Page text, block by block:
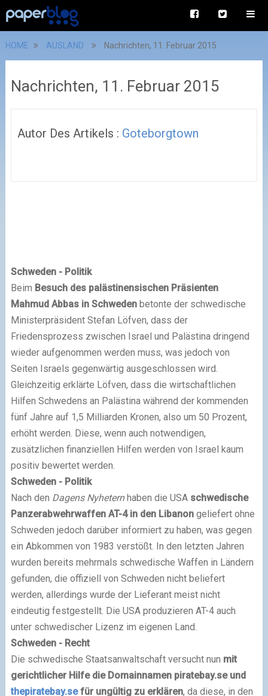
HOME AUSLAND Nachrichten, 11. Februar 2015
Nachrichten, 11. Februar 2015
Autor Des Artikels : Goteborgtown
Schweden - Politik
Beim Besuch des palästinensischen Präsienten
Mahmud Abbas in Schwedenbetonte der schwedische
Ministerpräsident Stefan Löfven, dass der
Friedensprozess zwischen Israel und Palästina dringend
wieder aufgenommen werden muss, was jedoch von
Seiten Israels gegenwärtig ausgeschlossen wird.
Gleichzeitig erklärte Löfven, dass die wirtschaftlichen
Hilfen Schwedens an Palästina während der kommenden
fünf Jahre auf 1,5 Milliarden Kronen, also um 50 Prozent,
erhöht werden. Diese, wenn auch notwendigen,
zusätzlichen finanziellen Hilfen werden von Israel kaum
positiv bewertet werden.
Schweden - Politik
Nach den Dagens Nyheternhaben die USA schwedische
Panzerabwehrwaffen AT-4 in den Libanongeliefert ohne
Schweden jedoch darüber informiert zu haben, was gegen
ein Abkommen von 1983 verstößt. In den letzten Jahren
wurden bereits mehrmals schwedische Waffen in Ländern
gefunden, die offiziell von Schweden nicht beliefert
werden, allerdings wurde der Lieferant meist nicht
eindeutig festgestellt. Die USA produzieren AT-4 auch
unter schwedischer Lizenz im eigenen Land.
Schweden - Recht
Die schwedische Staatsanwaltschaft versucht nun mit
gerichtlicher Hilfe die Domainnamen piratebay.se und
thepiratebay.sefür ungültig zu erklären, da diese, in den